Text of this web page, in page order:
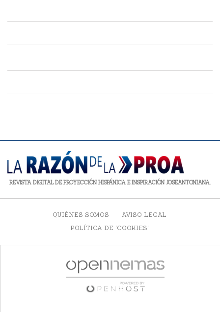
REVISTA DIGITAL DE PROYECCIÓN HISPÁNICA E INSPIRACIÓN JOSEANTONIANA.
QUIÉNES SOMOS
AVISO LEGAL
POLÍTICA DE 'COOKIES'